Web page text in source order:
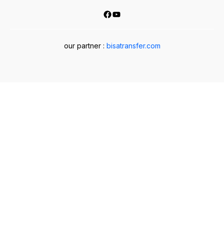
Facebook
YouTube
our partner : bisatransfer.com